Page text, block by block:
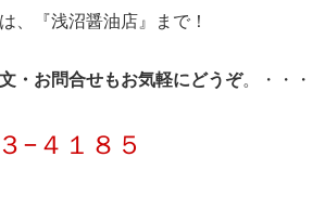
、『浅沼醤油店』まで！
・お問合せもお気軽にどうぞ。・・・
−４１８５